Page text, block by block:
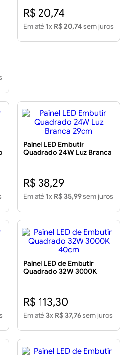
KIAN
R$ 20,74
Em até 1x R$ 20,74 sem juros
Painel LED Embutir
Quadrado 24W Luz Branca
R$ 38,29
Em até 1x R$ 35,99sem juros
Painel LED de Embutir
Quadrado 32W 3000K
R$ 113,30
Em até 3x R$ 37,76sem juros